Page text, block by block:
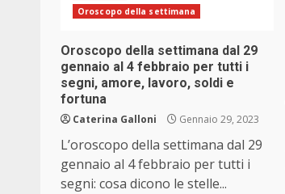
Oroscopo della settimana
Oroscopo della settimana dal 29
gennaio al 4 febbraio per tutti i
segni, amore, lavoro, soldi e
fortuna
Caterina Galloni Gennaio 29, 2023
L’oroscopo della settimana dal 29
gennaio al 4 febbraio per tutti i
segni: cosa dicono le stelle...